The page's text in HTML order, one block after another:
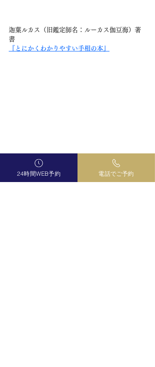
迦葉ルカス（旧鑑定師名：ルーカス伽豆海）著
書
『とにかくわかりやすい手相の本』
24時間WEB予約 電話でご予約